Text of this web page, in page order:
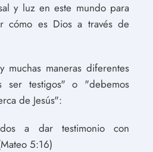
y luz en este mundo para
cómo es Dios a través de
muchas maneras diferentes
ser testigos" o "debemos
de Jesús":
a dar testimonio con
5:16)